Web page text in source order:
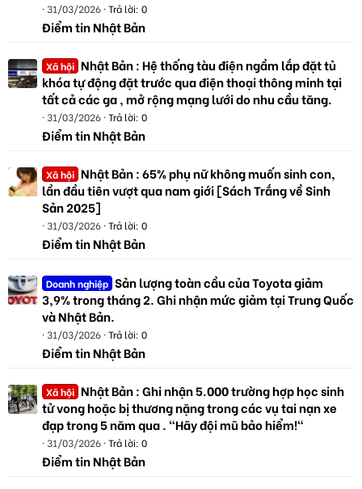
31/03/2026 Trả lời: 0
Điểm tin Nhật Bản
Xã hội Nhật Bản : Hệ thống tàu điện ngầm lắp đặt tủ
khóa tự động đặt trước qua điện thoại thông minh tại
tất cả các ga , mở rộng mạng lưới do nhu cầu tăng.
31/03/2026 Trả lời: 0
Điểm tin Nhật Bản
Xã hội Nhật Bản : 65% phụ nữ không muốn sinh con,
lần đầu tiên vượt qua nam giới [Sách Trắng về Sinh
Sản 2025]
31/03/2026 Trả lời: 0
Điểm tin Nhật Bản
Doanh nghiệp Sản lượng toàn cầu của Toyota giảm
3,9% trong tháng 2. Ghi nhận mức giảm tại Trung Quốc
và Nhật Bản.
31/03/2026 Trả lời: 0
Điểm tin Nhật Bản
Xã hội Nhật Bản : Ghi nhận 5.000 trường hợp học sinh
tử vong hoặc bị thương nặng trong các vụ tai nạn xe
đạp trong 5 năm qua . "Hãy đội mũ bảo hiểm!"
31/03/2026 Trả lời: 0
Điểm tin Nhật Bản